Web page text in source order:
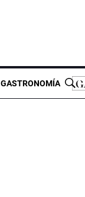
GASTRONOMÍA